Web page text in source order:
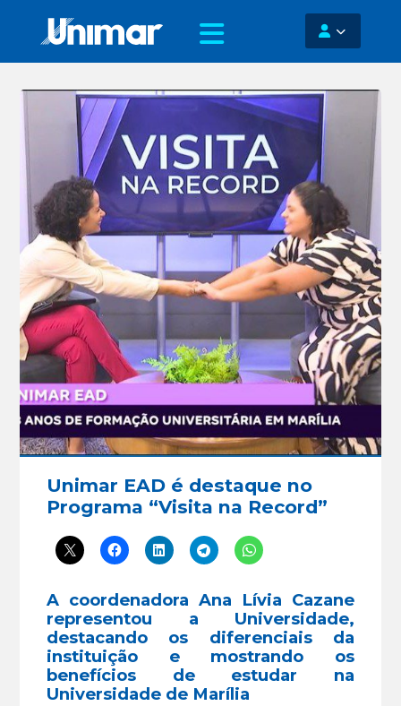
Unimar EAD é destaque no
Programa “Visita na Record”
A coordenadora Ana Lívia Cazane
representou a Universidade,
destacando os diferenciais da
instituição e mostrando os
benefícios de estudar na
Universidade de Marília